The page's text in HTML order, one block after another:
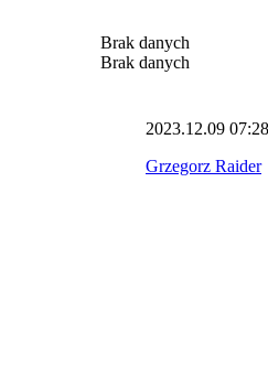
Brak danych
Brak danych
2023.12.09 07:28
Grzegorz Raider